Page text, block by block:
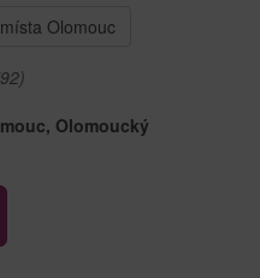
Olomouc
Olomoucký